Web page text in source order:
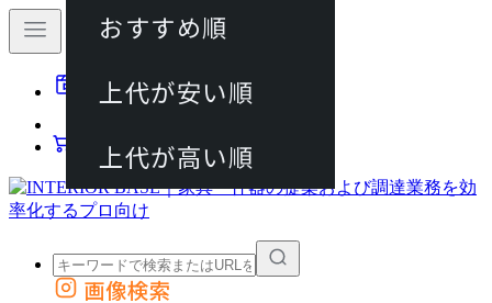
動画マニュアル
カート
外部サイトの商品をカートに追加
画像検索
おすすめ順
上代が安い順
上代が高い順